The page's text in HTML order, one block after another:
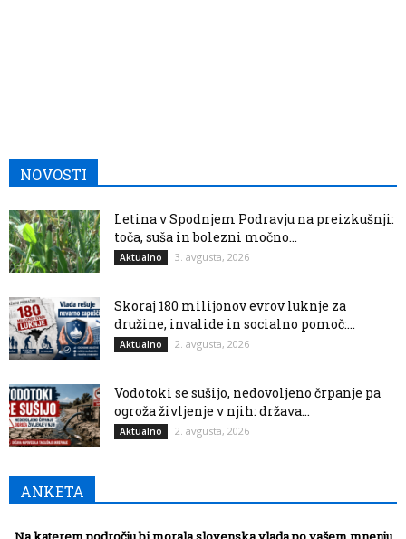
NOVOSTI
Letina v Spodnjem Podravju na preizkušnji:
toča, suša in bolezni močno...
Aktualno 3. avgusta, 2026
Skoraj 180 milijonov evrov luknje za
družine, invalide in socialno pomoč:...
Aktualno 2. avgusta, 2026
Vodotoki se sušijo, nedovoljeno črpanje pa
ogroža življenje v njih: država...
Aktualno 2. avgusta, 2026
ANKETA